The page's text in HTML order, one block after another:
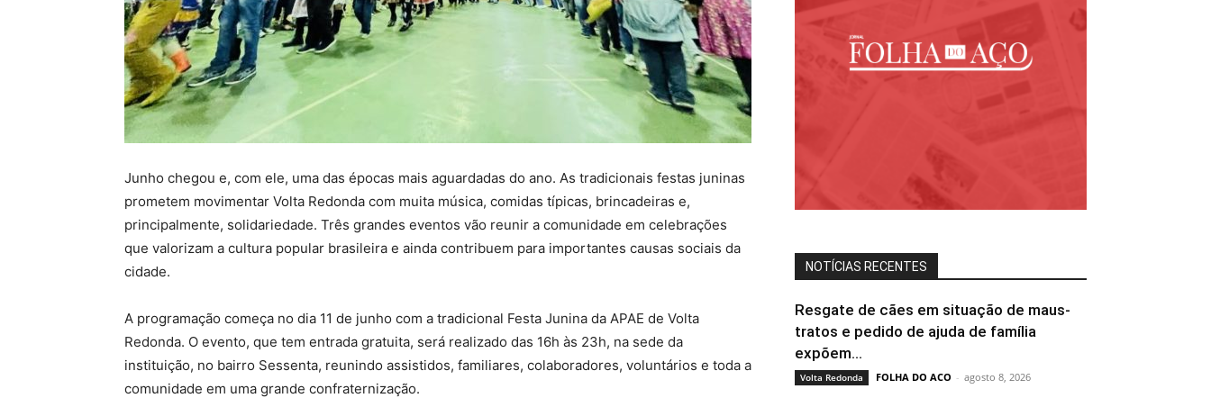
Junho chegou e, com ele, uma das épocas mais aguardadas do ano. As tradicionais festas juninas
prometem movimentar Volta Redonda com muita música, comidas típicas, brincadeiras e,
principalmente, solidariedade. Três grandes eventos vão reunir a comunidade em celebrações
que valorizam a cultura popular brasileira e ainda contribuem para importantes causas sociais da
cidade.
A programação começa no dia 11 de junho com a tradicional Festa Junina da APAE de Volta
Redonda. O evento, que tem entrada gratuita, será realizado das 16h às 23h, na sede da
instituição, no bairro Sessenta, reunindo assistidos, familiares, colaboradores, voluntários e toda a
comunidade em uma grande confraternização.
NOTÍCIAS RECENTES
Resgate de cães em situação de maus-
tratos e pedido de ajuda de família
expõem...
Volta Redonda FOLHA DO ACO - agosto 8, 2026